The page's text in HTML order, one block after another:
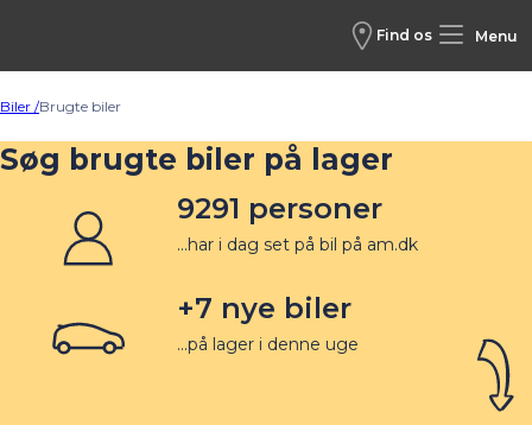
Find os Menu
Biler /Brugte biler
Søg brugte biler på lager
9291 personer
...har i dag set på bil på am.dk
+7 nye biler
...på lager i denne uge